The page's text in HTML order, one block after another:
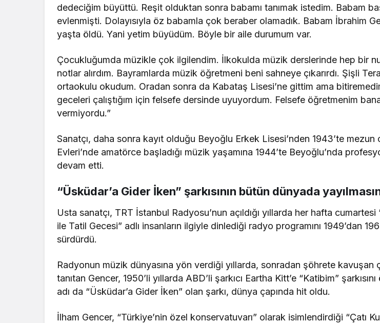
dedeciğim büyüttü. Reşit olduktan sonra babamı tanımak istedim. Babam
evlenmişti. Dolayısıyla öz babamla çok beraber olamadık. Babam İbrahim
yaşta öldü. Yani yetim büyüdüm. Böyle bir aile durumum var.
Çocukluğumda müzikle çok ilgilendim. İlkokulda müzik derslerinde hep bir
notlar alırdım. Bayramlarda müzik öğretmeni beni sahneye çıkarırdı. Şişli
ortaokulu okudum. Oradan sonra da Kabataş Lisesi’ne gittim ama
geceleri çalıştığım için felsefe dersinde uyuyordum. Felsefe öğretmenim
vermiyordu.”
Sanatçı, daha sonra kayıt olduğu Beyoğlu Erkek Lisesi’nden 1943’te mezun
Evleri’nde amatörce başladığı müzik yaşamına 1944’te Beyoğlu’nda
devam etti.
“Üsküdar’a Gider İken” şarkısının bütün dünyada
Usta sanatçı, TRT İstanbul Radyosu’nun açıldığı yıllarda her hafta cumartesi
ile Tatil Gecesi” adlı insanların ilgiyle dinlediği radyo programını 1949’dan
sürdürdü.
Radyonun müzik dünyasına yön verdiği yıllarda, sonradan şöhrete kavuşan
tanıtan Gencer, 1950’li yıllarda ABD’li şarkıcı Eartha Kitt’e “Katibim”
adı da “Üsküdar’a Gider İken” olan şarkı, dünya çapında hit oldu.
İlham Gencer, “Türkiye’nin özel konservatuvarı” olarak isimlendirdiği “Çatı